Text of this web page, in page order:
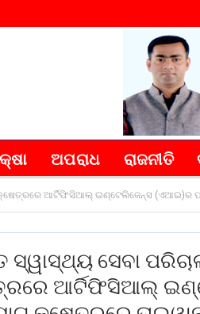
ଅପରାଧ ରାଜନୀତି
କ୍ଷେତ୍ରରେ ଆର୍ଟିଫିସିଆଲ୍‌ ଇଣ୍ଟେଲିଜେନ୍ସ
ସେବା
ଆର୍ଟିଫିସିଆଲ୍‌